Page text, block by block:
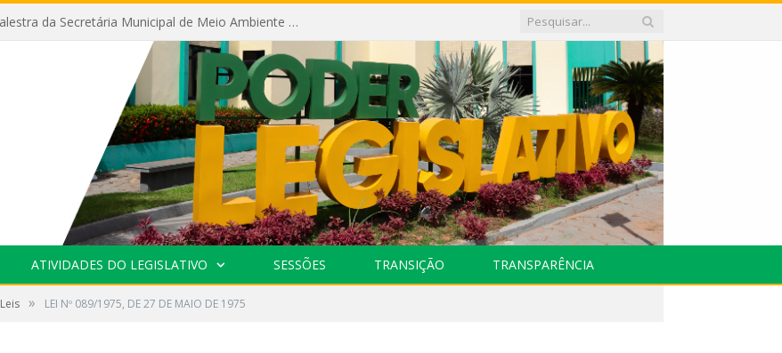
Câmara recebe palestra da Secretária Municipal de Meio Ambiente sobre as ações da “SEMANA DO MEIO AMBIENTE”
ATIVIDADES DO LEGISLATIVO SESSÕES TRANSIÇÃO TRANSPARÊNCIA
Leis » LEI Nº 089/1975, DE 27 DE MAIO DE 1975